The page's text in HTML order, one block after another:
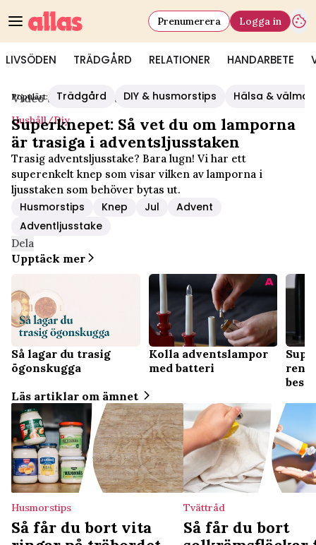
LIVSÖDEN TRÄDGÅRD RELATIONER HANDARBETE
Prenumerera Logga in
Populärt: Trädgård DIY & husmorstips Hälsa &
Video Start/Hushåll/diy
Hushåll/diy
Superknepet: Så vet du om lamporna
är trasiga i adventsljusstaken
Trasig adventsljusstake? Bara lugn! Vi har ett
superenkelt knep som visar vilken av lamporna i
ljusstaken som behöver bytas ut.
Husmorstips Knep Jul
Advent
Adventljusstake
Dela
Upptäck mer
Så lagar du trasig
ögonskugga
Kolla adventslampor
med batteri
Läs artiklar om ämnet
Husmorstips
Så får du bort vita
Tvättråd
Så får du bort